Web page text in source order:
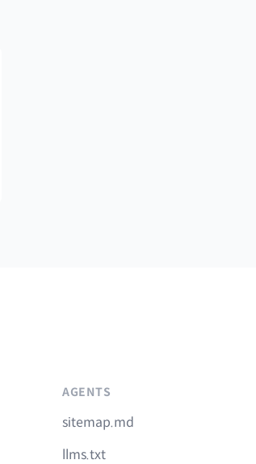
AGENTS
sitemap.md
llms.txt